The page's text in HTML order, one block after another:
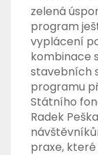
zelená
program
vyplácení
kombinace
stavebních
programu
Státního
Radek
praxe,